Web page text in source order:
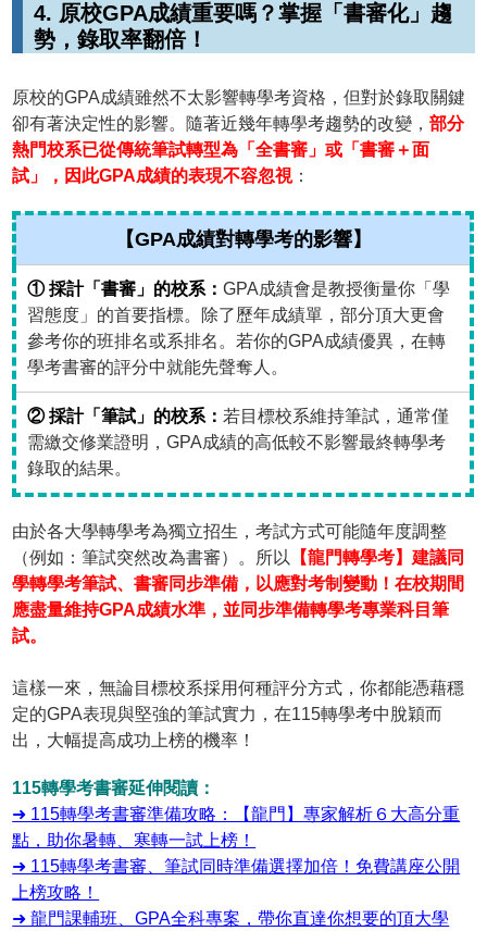
4. 原校GPA成績重要嗎？掌握「書審化」趨
勢，錄取率翻倍！
原校的GPA成績雖然不太影響轉學考資格，但對於錄取關鍵
卻有著決定性的影響。隨著近幾年轉學考趨勢的改變，部分
熱門校系已從傳統筆試轉型為「全書審」或「書審＋面
試」，因此GPA成績的表現不容忽視：
【GPA成績對轉學考的影響】
① 採計「書審」的校系：GPA成績會是教授衡量你「學
習態度」的首要指標。除了歷年成績單，部分頂大更會
參考你的班排名或系排名。若你的GPA成績優異，在轉
學考書審的評分中就能先聲奪人。
② 採計「筆試」的校系： 若目標校系維持筆試，通常僅
需繳交修業證明，GPA成績的高低較不影響最終轉學考
錄取的結果。
由於各大學轉學考為獨立招生，考試方式可能隨年度調整
（例如：筆試突然改為書審）。所以
【龍門轉學考】建議同
學轉學考筆試、書審同步準備，以應對考制變動！在校期間
應盡量維持GPA成績水準，並同步準備轉學考專業科目筆
試。
這樣一來，無論目標校系採用何種評分方式，你都能憑藉穩
定的GPA表現與堅強的筆試實力，在115轉學考中脫穎而
出，大幅提高成功上榜的機率！
115轉學考書審延伸閱讀：
➜ 115轉學考書審準備攻略：【龍門】專家解析６大高分重
點，助你暑轉、寒轉一試上榜！
➜ 115轉學考書審、筆試同時準備選擇加倍！免費講座公開
上榜攻略！
➜ 龍門課輔班、GPA全科專案，帶你直達你想要的頂大學